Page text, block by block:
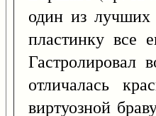
один из лучших
пластинку все
отличалась
виртуозной